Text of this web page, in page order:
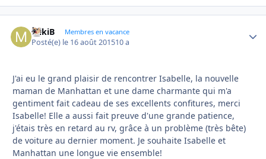
MikiB Membres en vacance
Posté(e) le 16 août 201510 a
J'ai eu le grand plaisir de rencontrer Isabelle, la nouvelle
maman de Manhattan et une dame charmante qui m'a
gentiment fait cadeau de ses excellents confitures, merci
Isabelle! Elle a aussi fait preuve d'une grande patience,
j'étais très en retard au rv, grâce à un problème (très bête)
de voiture au dernier moment. Je souhaite Isabelle et
Manhattan une longue vie ensemble!